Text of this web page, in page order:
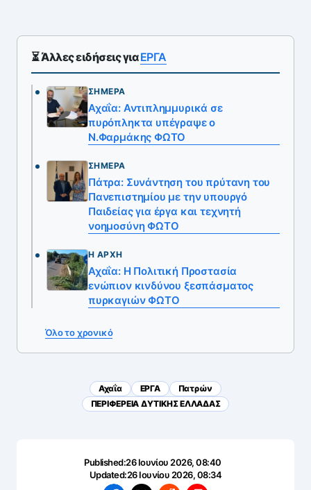
⏳ Άλλες ειδήσεις γιαΕΡΓΑ
ΣΉΜΕΡΑ
Αχαΐα: Αντιπλημμυρικά σε
πυρόπληκτα υπέγραψε ο
Ν.Φαρμάκης ΦΩΤΟ
ΣΉΜΕΡΑ
Πάτρα: Συνάντηση του πρύτανη του
Πανεπιστημίου με την υπουργό
Παιδείας για έργα και τεχνητή
νοημοσύνη ΦΩΤΟ
Η ΑΡΧΉ
Αχαΐα: Η Πολιτική Προστασία
ενώπιον κινδύνου ξεσπάσματος
πυρκαγιών ΦΩΤΟ
Όλο το χρονικό
Αχαΐα ΕΡΓΑ
Πατρών
ΠΕΡΙΦΕΡΕΙΑ ΔΥΤΙΚΗΣ ΕΛΛΑΔΑΣ
Published:26 Ιουνίου 2026, 08:40
Updated:26 Ιουνίου 2026, 08:34